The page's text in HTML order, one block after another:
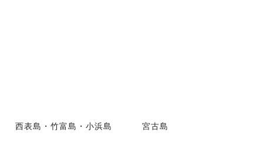
西表島・竹富島・小浜島 宮古島